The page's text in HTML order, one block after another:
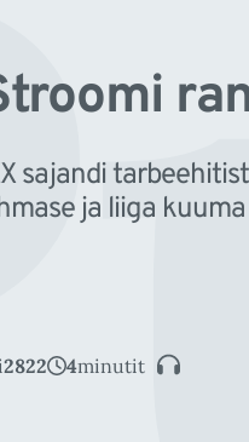
sajandi
ja liiga
2822 4minutit